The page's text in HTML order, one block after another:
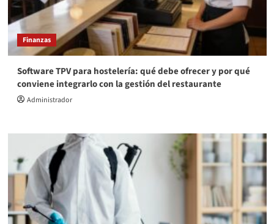
Finanzas
Software TPV para hostelería: qué debe ofrecer y por qué
conviene integrarlo con la gestión del restaurante
Administrador